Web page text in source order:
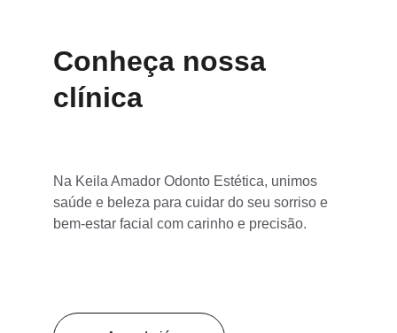
Conheça nossa
clínica
Na Keila Amador Odonto Estética, unimos
saúde e beleza para cuidar do seu sorriso e
bem-estar facial com carinho e precisão.